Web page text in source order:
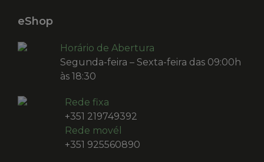
eShop
Horário de Abertura
Segunda-feira – Sexta-feira das 09:00h
às 18:30
Rede fixa
+351 219749392
Rede movél
+351 925560890